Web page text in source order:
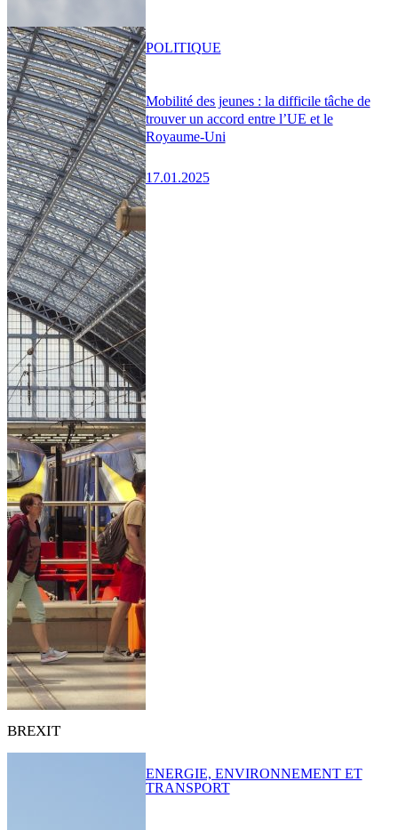
Mobilité des jeunes : la difficile tâche de
trouver un accord entre l’UE et le
Royaume-Uni
17.01.2025
POLITIQUE
BREXIT
ENERGIE, ENVIRONNEMENT ET
TRANSPORT